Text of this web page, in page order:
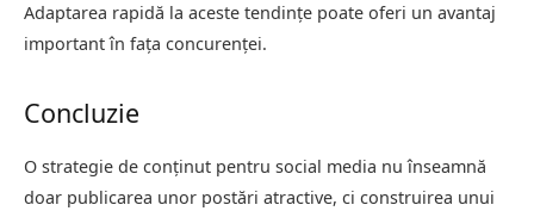
Adaptarea rapidă la aceste tendințe poate oferi un avantaj
important în fața concurenței.
Concluzie
O strategie de conținut pentru social media nu înseamnă
doar publicarea unor postări atractive, ci construirea unui